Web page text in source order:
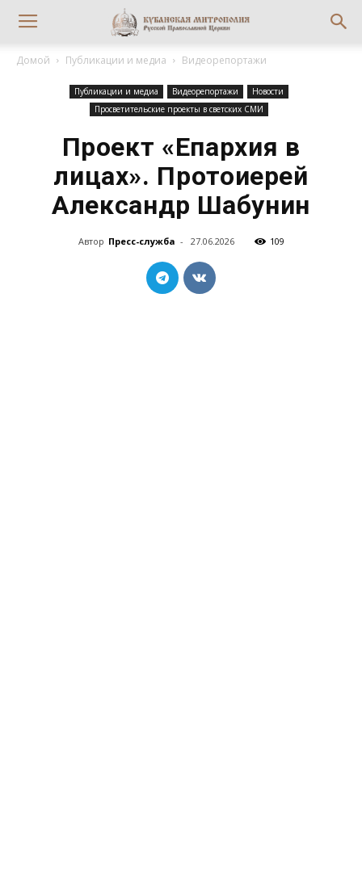
Домой Публикации и медиа Видеорепортажи
Публикации и медиа Видеорепортажи
Новости
Просветительские проекты в светских СМИ
Проект «Епархия в
лицах». Протоиерей
Александр Шабунин
Автор Пресс-служба - 27.06.2026 109